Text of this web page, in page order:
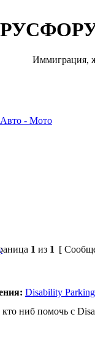
Иммиграция,
Авто - Мото
1 из 1 [
Disability
ниб помочь с